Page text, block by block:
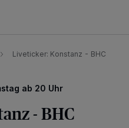
Liveticker: Konstanz - BHC
ab 20 Uhr
- BHC